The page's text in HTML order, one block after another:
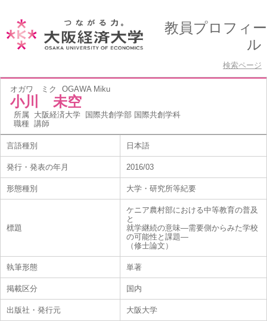
教員プロフィー
ル
検索ページ
オガワ ミク OGAWA Miku
小川 未空
所属 大阪経済大学 国際共創学部 国際共創学科
職種 講師
言語種別 日本語
発行・発表の年月 2016/03
形態種別 大学・研究所等紀要
標題
ケニア農村部における中等教育の普及
と
就学継続の意味―需要側からみた学校
の可能性と課題―
（修士論文）
執筆形態 単著
掲載区分 国内
出版社・発行元 大阪大学